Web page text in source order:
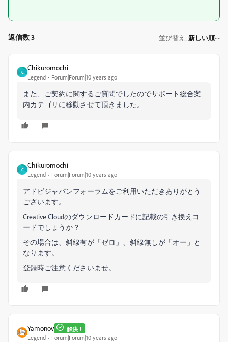
返信数 3 並び替え : 新しい順
C
Chikuromochi
Legend Forum|Forum|10 years ago
また、ご契約に関するご質問でしたのでサポート総合案
内カテゴリに移動させて頂きました。
C
Chikuromochi
Legend Forum|Forum|10 years ago
アドビジャパンフォーラムをご利用いただきありがとう
ございます。
Creative Cloudのダウンロードカードに記載の引き換えコ
ードでしょうか？
その場合は、斜線有が「ゼロ」、斜線無しが「オー」と
なります。
登録時ご注意くださいませ。
Yamonov 解決！
Legend Forum|Forum|10 years ago